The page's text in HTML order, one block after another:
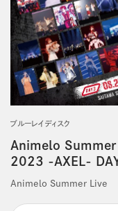
ブルーレイディスク
Animelo
2023 -AXEL-
Animelo Summer Live